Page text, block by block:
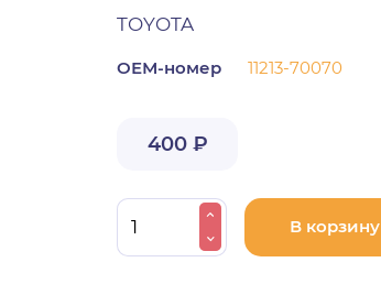
TOYOTA
ОЕМ-номер 11213-70070
400 ₽
В корзину